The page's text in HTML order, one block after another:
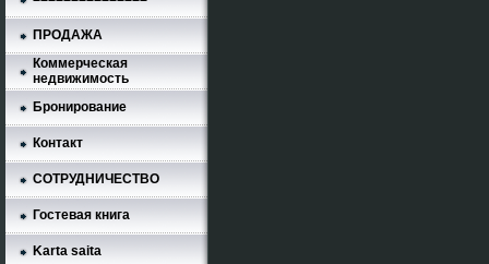
ПРОДАЖА
Коммерческая
недвижимость
Бронирование
Контакт
СОТРУДНИЧЕСТВО
Гостевая книга
Karta saita